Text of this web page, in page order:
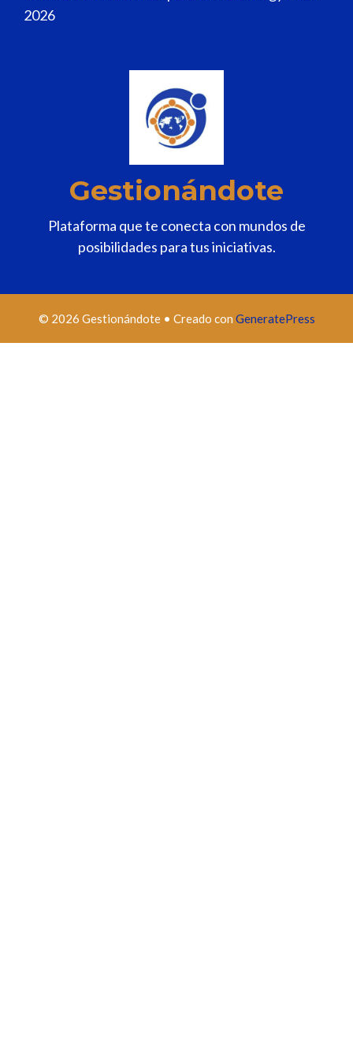
2026
Gestionándote
Plataforma que te conecta con mundos de
posibilidades para tus iniciativas.
© 2026 Gestionándote• Creado con GeneratePress